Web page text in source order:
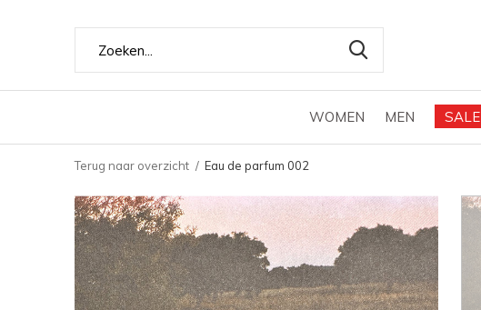
WOMEN MEN SALE
Terug naar overzicht Eau de parfum 002